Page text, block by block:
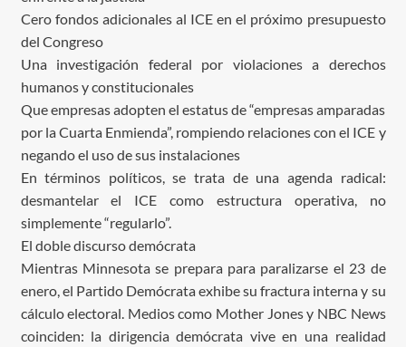
Cero fondos adicionales al ICE en el próximo presupuesto
del Congreso
Una investigación federal por violaciones a derechos
humanos y constitucionales
Que empresas adopten el estatus de “empresas amparadas
por la Cuarta Enmienda”, rompiendo relaciones con el ICE y
negando el uso de sus instalaciones
En términos políticos, se trata de una agenda radical:
desmantelar el ICE como estructura operativa, no
simplemente “regularlo”.
El doble discurso demócrata
Mientras Minnesota se prepara para paralizarse el 23 de
enero, el Partido Demócrata exhibe su fractura interna y su
cálculo electoral. Medios como Mother Jones y NBC News
coinciden: la dirigencia demócrata vive en una realidad